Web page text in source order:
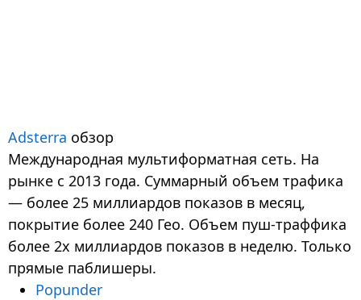
Adsterra обзор
Международная мультиформатная сеть. На
рынке с 2013 года. Суммарный объем трафика
— более 25 миллиардов показов в месяц,
покрытие более 240 Гео. Объем пуш-траффика
более 2х миллиардов показов в неделю. Только
прямые паблишеры.
Popunder